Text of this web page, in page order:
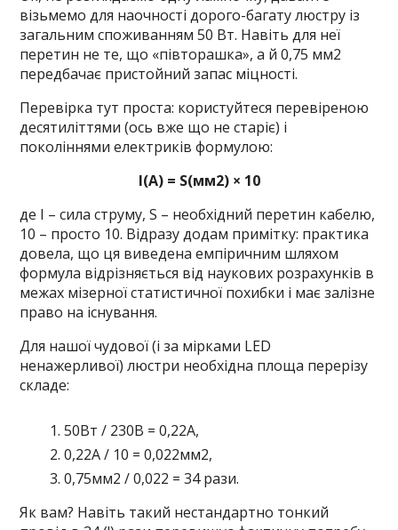
візьмемо для наочності дорого-багату люстру із
загальним споживанням 50 Вт. Навіть для неї
перетин не те, що «півторашка», а й 0,75 мм2
передбачає пристойний запас міцності.
Перевірка тут проста: користуйтеся перевіреною
десятиліттями (ось вже що не старіє) і
поколіннями електриків формулою:
I(А) = S(мм2) × 10
де I – сила струму, S – необхідний перетин кабелю,
10 – просто 10. Відразу додам примітку: практика
довела, що ця виведена емпіричним шляхом
формула відрізняється від наукових розрахунків в
межах мізерної статистичної похибки і має залізне
право на існування.
Для нашої чудової (і за мірками LED
ненажерливої) люстри необхідна площа перерізу
складе:
50Вт / 230В = 0,22А,
0,22А / 10 = 0,022мм2,
0,75мм2 / 0,022 = 34 рази.
Як вам? Навіть такий нестандартно тонкий